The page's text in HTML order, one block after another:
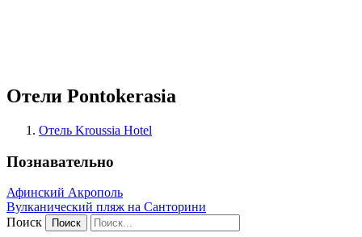
Отели Pontokerasia
Отель Kroussia Hotel
Познавательно
Афинский Акрополь
Вулканический пляж на Санторини
Поиск